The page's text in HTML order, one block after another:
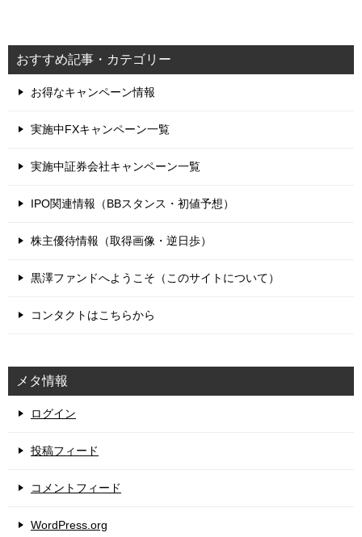
おすすめ記事・カテゴリー
お得なキャンペーン情報
実施中FXキャンペーン一覧
実施中証券会社キャンペーン一覧
IPO関連情報（BBスタンス・初値予想）
株主優待情報（取得画像・逆日歩）
黒澤ファンドへようこそ（このサイトについて）
コンタクトはこちらから
メタ情報
ログイン
投稿フィード
コメントフィード
WordPress.org